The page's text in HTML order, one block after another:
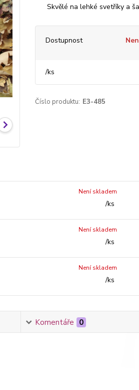
Skvělé na lehké svetříky a
Dostupnost
/ks
Číslo produktu: E3-485
/ks
Není skladem
/ks
Není skladem
/ks
Není skladem
Komentáře 0